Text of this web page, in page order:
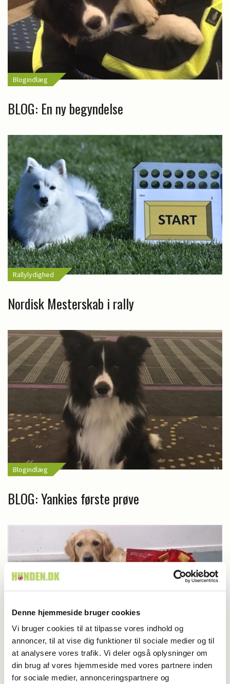
Denne hjemmeside bruger cookies
Vi bruger cookies til at tilpasse vores indhold og
annoncer, til at vise dig funktioner til sociale medier og til
at analysere vores trafik. Vi deler også oplysninger om
din brug af vores hjemmeside med vores partnere inden
for sociale medier, annonceringspartnere og
Blogindlæg
BLOG: En ny begyndelse
Rallylydighed
Nordisk Mesterskab i rally
Blogindlæg
BLOG: Yankies første prøve
Blogindlæg